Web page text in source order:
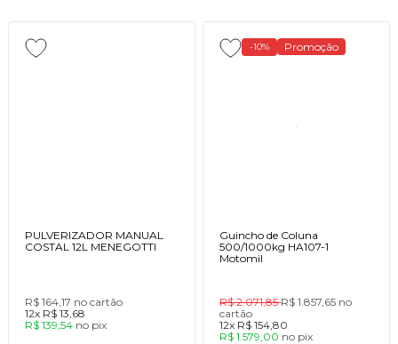
PULVERIZADOR MANUAL
COSTAL 12L MENEGOTTI
R$ 164,17 no cartão
12x R$ 13,68
R$ 139,54 no pix
-10% Promoção
Guincho de Coluna
500/1000kg HA107-1
Motomil
R$ 2.071,85R$ 1.857,65 no
cartão
12x R$ 154,80
R$ 1.579,00 no pix